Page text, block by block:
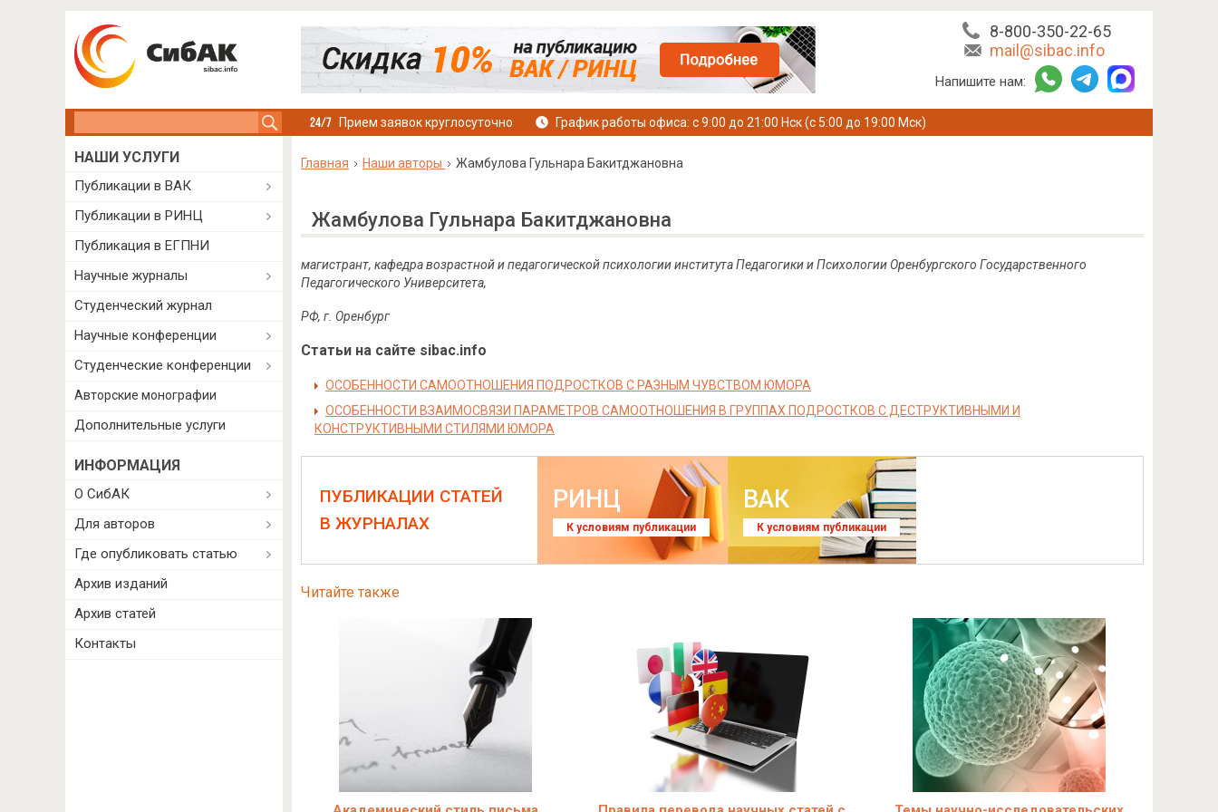
8-800-350-22-65
mail@sibac.info
Напишите нам:
Прием заявок круглосуточно График работы офиса: с 9:00 до 21:00 Нск (с 5:00 до 19:00 Мск)
Главная Наши авторы Жамбулова Гульнара Бакитджановна
Жамбулова Гульнара Бакитджановна
магистрант, кафедра возрастной и педагогической психологии института Педагогики и Психологии Оренбургского Государственного
Педагогического Университета,
РФ, г. Оренбург
Статьи на сайте sibac.info
ОСОБЕННОСТИ САМООТНОШЕНИЯ ПОДРОСТКОВ С РАЗНЫМ ЧУВСТВОМ ЮМОРА
ОСОБЕННОСТИ ВЗАИМОСВЯЗИ ПАРАМЕТРОВ САМООТНОШЕНИЯ В ГРУППАХ ПОДРОСТКОВ С ДЕСТРУКТИВНЫМИ И
КОНСТРУКТИВНЫМИ СТИЛЯМИ ЮМОРА
ПУБЛИКАЦИИ СТАТЕЙ
В ЖУРНАЛАХ
РИНЦ
К условиям публикации
ВАК
К условиям публикации
Читайте также
НАШИ УСЛУГИ
Публикации в ВАК
Публикации в РИНЦ
Публикация в ЕГПНИ
Научные журналы
Студенческий журнал
Научные конференции
Студенческие конференции
Авторские монографии
Дополнительные услуги
ИНФОРМАЦИЯ
О СибАК
Для авторов
Где опубликовать статью
Архив изданий
Архив статей
Контакты